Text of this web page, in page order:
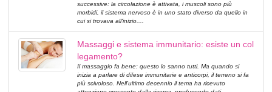
successive: la circolazione è attivata, i muscoli sono più
morbidi, il sistema nervoso è in uno stato diverso da quello in
cui si trovava all'inizio....
Massaggi e sistema immunitario: esiste un col
legamento?
Il massaggio fa bene: questo lo sanno tutti. Ma quando si
inizia a parlare di difese immunitarie e anticorpi, il terreno si fa
più scivoloso. Nell'ultimo decennio il tema ha ricevuto